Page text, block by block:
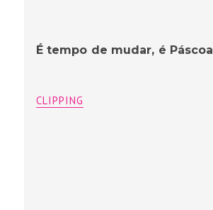
É tempo de mudar, é Páscoa
CLIPPING